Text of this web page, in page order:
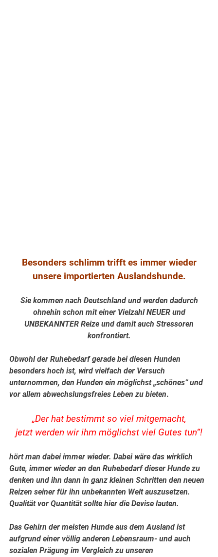
Besonders schlimm trifft es immer wieder
unsere importierten Auslandshunde.
Sie kommen nach Deutschland und werden dadurch
ohnehin schon mit einer Vielzahl NEUER und
UNBEKANNTER Reize und damit auch Stressoren
konfrontiert.
Obwohl der Ruhebedarf gerade bei diesen Hunden
besonders hoch ist, wird vielfach der Versuch
unternommen, den Hunden ein möglichst „schönes“ und
vor allem abwechslungsfreies Leben zu bieten.
„Der hat bestimmt so viel mitgemacht,
jetzt werden wir ihm möglichst viel Gutes tun“!
hört man dabei immer wieder. Dabei wäre das wirklich
Gute, immer wieder an den Ruhebedarf dieser Hunde zu
denken und ihn dann in ganz kleinen Schritten den neuen
Reizen seiner für ihn unbekannten Welt auszusetzen.
Qualität vor Quantität sollte hier die Devise lauten.
Das Gehirn der meisten Hunde aus dem Ausland ist
aufgrund einer völlig anderen Lebensraum- und auch
sozialen Prägung im Vergleich zu unseren